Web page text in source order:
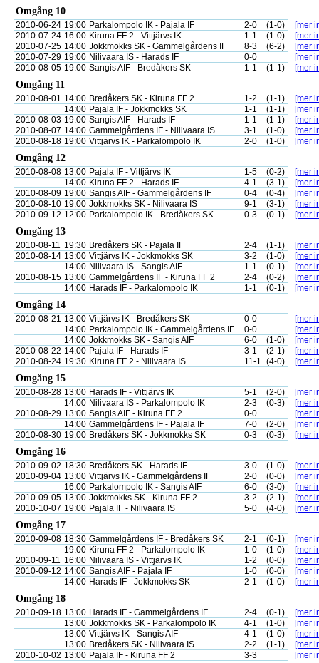
Omgång 10
2010-06-24 19:00 Parkalompolo IK - Pajala IF 2-0 (1-0)
[mer
2010-07-24 16:00 Kiruna FF 2 - Vittjärvs IK 1-1 (1-0)
[mer
2010-07-25 14:00 Jokkmokks SK - Gammelgårdens IF 8-3 (6-2)
[mer
2010-07-29 19:00 Nilivaara IS - Harads IF 0-0
[mer
2010-08-05 19:00 Sangis AIF - Bredåkers SK 1-1 (1-1) [mer
Omgång 11
2010-08-01 14:00 Bredåkers SK - Kiruna FF 2 1-2 (1-1)
[mer
14:00 Pajala IF - Jokkmokks SK 1-1 (1-1)
[mer
2010-08-03 19:00 Sangis AIF - Harads IF 1-1 (1-1)
[mer
2010-08-07 14:00 Gammelgårdens IF - Nilivaara IS 3-1 (1-0)
[mer
2010-08-18 19:00 Vittjärvs IK - Parkalompolo IK 2-0 (1-0) [mer
Omgång 12
2010-08-08 13:00 Pajala IF - Vittjärvs IK 1-5 (0-2)
[mer
14:00 Kiruna FF 2 - Harads IF 4-1 (3-1)
[mer
2010-08-09 19:00 Sangis AIF - Gammelgårdens IF 0-4 (0-4)
[mer
2010-08-10 19:00 Jokkmokks SK - Nilivaara IS 9-1 (3-1)
[mer
2010-09-12 12:00 Parkalompolo IK - Bredåkers SK 0-3 (0-1) [mer
Omgång 13
2010-08-11 19:30 Bredåkers SK - Pajala IF 2-4 (1-1)
[mer
2010-08-14 13:00 Vittjärvs IK - Jokkmokks SK 3-2 (1-0)
[mer
14:00 Nilivaara IS - Sangis AIF 1-1 (0-1)
[mer
2010-08-15 13:00 Gammelgårdens IF - Kiruna FF 2 2-4 (0-2)
[mer
14:00 Harads IF - Parkalompolo IK 1-1 (0-1) [mer
Omgång 14
2010-08-21 13:00 Vittjärvs IK - Bredåkers SK 0-0
[mer
14:00 Parkalompolo IK - Gammelgårdens IF 0-0
[mer
14:00 Jokkmokks SK - Sangis AIF 6-0 (1-0)
[mer
2010-08-22 14:00 Pajala IF - Harads IF 3-1 (2-1)
[mer
2010-08-24 19:30 Kiruna FF 2 - Nilivaara IS 11-1 (4-0) [mer
Omgång 15
2010-08-28 13:00 Harads IF - Vittjärvs IK 5-1 (2-0)
[mer
14:00 Nilivaara IS - Parkalompolo IK 2-3 (0-3)
[mer
2010-08-29 13:00 Sangis AIF - Kiruna FF 2 0-0
[mer
14:00 Gammelgårdens IF - Pajala IF 7-0 (2-0)
[mer
2010-08-30 19:00 Bredåkers SK - Jokkmokks SK 0-3 (0-3) [mer
Omgång 16
2010-09-02 18:30 Bredåkers SK - Harads IF 3-0 (1-0)
[mer
2010-09-04 13:00 Vittjärvs IK - Gammelgårdens IF 2-0 (0-0)
[mer
16:00 Parkalompolo IK - Sangis AIF 6-0 (3-0)
[mer
2010-09-05 13:00 Jokkmokks SK - Kiruna FF 2 3-2 (2-1)
[mer
2010-10-07 19:00 Pajala IF - Nilivaara IS 5-0 (4-0) [mer
Omgång 17
2010-09-08 18:30 Gammelgårdens IF - Bredåkers SK 2-1 (0-1)
[mer
19:00 Kiruna FF 2 - Parkalompolo IK 1-0 (1-0)
[mer
2010-09-11 16:00 Nilivaara IS - Vittjärvs IK 1-2 (0-0)
[mer
2010-09-12 14:00 Sangis AIF - Pajala IF 1-0 (0-0)
[mer
14:00 Harads IF - Jokkmokks SK 2-1 (1-0) [mer
Omgång 18
2010-09-18 13:00 Harads IF - Gammelgårdens IF 2-4 (0-1)
[mer
13:00 Jokkmokks SK - Parkalompolo IK 4-1 (1-0)
[mer
13:00 Vittjärvs IK - Sangis AIF 4-1 (1-0)
[mer
13:00 Bredåkers SK - Nilivaara IS 2-2 (1-1)
[mer
2010-10-02 13:00 Pajala IF - Kiruna FF 2 3-3 [mer